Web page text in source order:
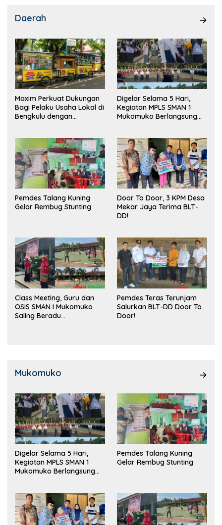
Daerah
Maxim Perkuat Dukungan
Bagi Pelaku Usaha Lokal di
Bengkulu dengan
Pasar
Digelar Selama 5 Hari,
Kegiatan MPLS SMAN 1
Mukomuko Berlangsung
Pemdes Talang Kuning
Gelar Rembug Stunting
Door To Door, 3 KPM Desa
Mekar Jaya Terima BLT-
DD!
Class Meeting, Guru dan
OSIS SMAN I Mukomuko
Saling Beradu
Pemdes Teras Terunjam
Salurkan BLT-DD Door To
Door!
Mukomuko
Digelar Selama 5 Hari,
Kegiatan MPLS SMAN 1
Mukomuko Berlangsung
Pemdes Talang Kuning
Gelar Rembug Stunting